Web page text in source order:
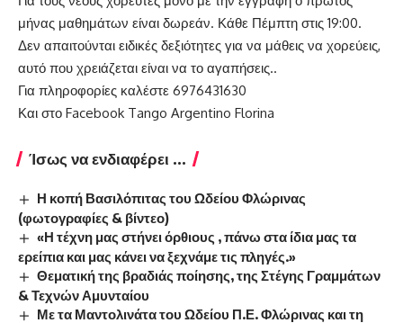
μήνας μαθημάτων είναι δωρεάν. Κάθε Πέμπτη στις 19:00.
Δεν απαιτούνται ειδικές δεξιότητες για να μάθεις να χορεύεις,
αυτό που χρειάζεται είναι να το αγαπήσεις..
Για πληροφορίες καλέστε 6976431630
Και στο Facebook Tango Argentino Florina
Ίσως να ενδιαφέρει ...
Η κοπή Βασιλόπιτας του Ωδείου Φλώρινας
(φωτογραφίες & βίντεο)
«Η τέχνη μας στήνει όρθιους , πάνω στα ίδια μας τα
ερείπια και μας κάνει να ξεχνάμε τις πληγές.»
Θεματική της βραδιάς ποίησης, της Στέγης Γραμμάτων
& Τεχνών Αμυνταίου
Με τα Μαντολινάτα του Ωδείου Π.Ε. Φλώρινας και τη